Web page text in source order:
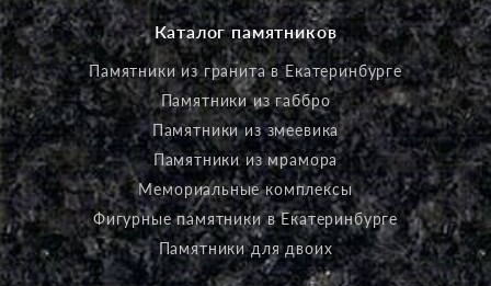
Каталог памятников
Памятники из гранита в Екатеринбурге
Памятники из габбро
Памятники из змеевика
Памятники из мрамора
Мемориальные комплексы
Фигурные памятники в Екатеринбурге
Памятники для двоих